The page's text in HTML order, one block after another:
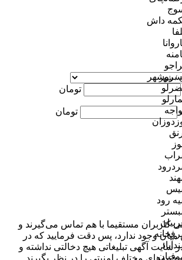
داش
رود
تومان
تومان
کاربران مستقیما با هم تماس می‌گیرند و
وجود ندارد، پس دقت فرمایید که در
آگهی تبلیغاتی هیچ دخالتی نداشته و
جنبه‌های مختلف امنیتی را در نظر بگیرند.